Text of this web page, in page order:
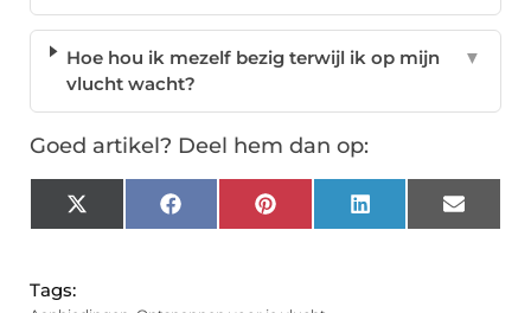
Hoe hou ik mezelf bezig terwijl ik op mijn
vlucht wacht?
▼
Goed artikel? Deel hem dan op:
X
(Twitter)
FacebookPinterest LinkedIn Email
Tags: